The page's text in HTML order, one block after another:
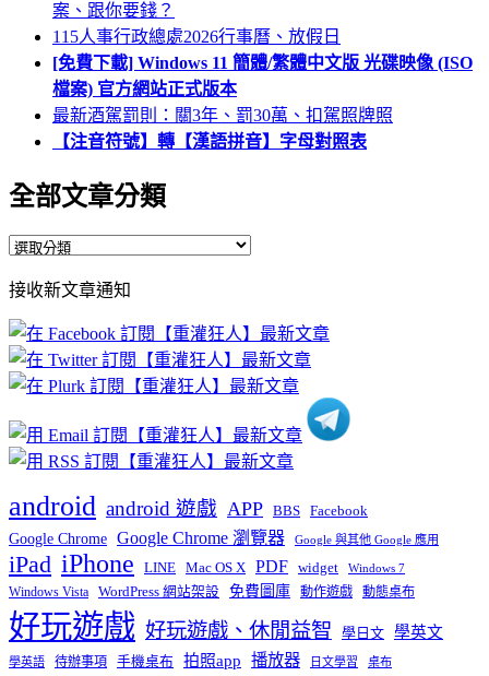
案、跟你要錢？
115人事行政總處2026行事曆、放假日
[免費下載] Windows 11 簡體/繁體中文版 光碟映像 (ISO
檔案) 官方網站正式版本
最新酒駕罰則：關3年、罰30萬、扣駕照牌照
【注音符號】轉【漢語拼音】字母對照表
全部文章分類
全
文
章
分
類
接收新文章通知
android android 遊戲 APP BBS Facebook
Google Chrome Google Chrome 瀏覽器 Google 與其他 Google 應用
iPad iPhone LINE Mac OS X PDF widget Windows 7
Windows Vista WordPress 網站架設 免費圖庫 動作遊戲 動態桌布
好玩遊戲 好玩遊戲、休閒益智 學日文 學英文
學英語 待辦事項 手機桌布 拍照app 播放器 日文學習 桌布